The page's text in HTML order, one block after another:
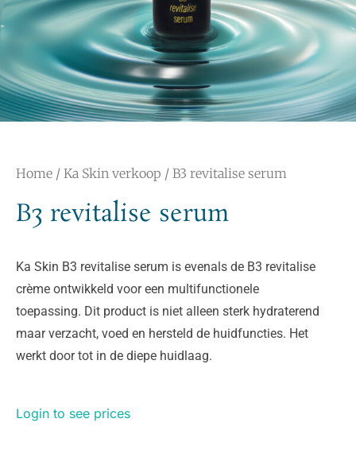
Home / Ka Skin verkoop / B3 revitalise serum
B3 revitalise serum
Ka Skin B3 revitalise serum is evenals de B3 revitalise
crème ontwikkeld voor een multifunctionele
toepassing. Dit product is niet alleen sterk hydraterend
maar verzacht, voed en hersteld de huidfuncties. Het
werkt door tot in de diepe huidlaag.
Login to see prices